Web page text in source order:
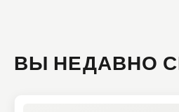
ВЫ НЕДАВНО